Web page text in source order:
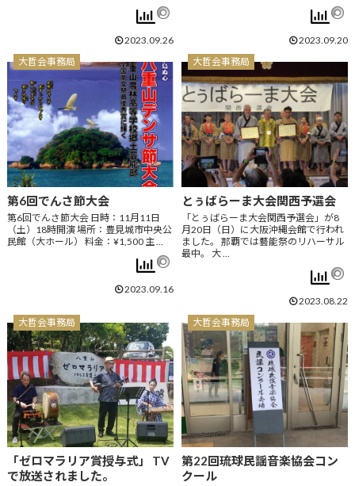
2023.09.26
2023.09.20
大哲会事務局
第6回でんさ節大会
第6回でんさ節大会 日時：11月11日
（土）18時開演 場所：豊見城市中央公
民館（大ホール） 料金：¥1,500 主 …
2023.09.16
大哲会事務局
とぅばらーま大会関西予選会
「とぅばらーま大会関西予選会」が8
月20日（日）に大阪沖縄会館で行われ
ました。 那覇では藝能祭のリハーサル
最中。 大 …
2023.08.22
大哲会事務局
「ゼロマラリア賞授与式」 TV
で放送されました。
大哲会事務局
第22回琉球民謡音楽協会コン
クール